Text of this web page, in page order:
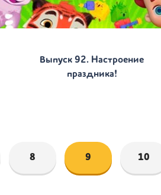
Выпуск 92. Настроение
праздника!
8 9 10